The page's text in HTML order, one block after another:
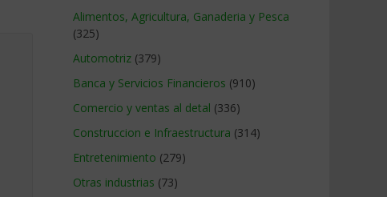
Alimentos, Agricultura, Ganaderia y Pesca
(325)
Automotriz (379)
Banca y Servicios Financieros (910)
Comercio y ventas al detal (336)
Construccion e Infraestructura (314)
Entretenimiento (279)
Otras industrias (73)